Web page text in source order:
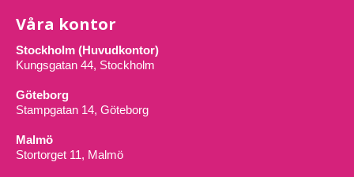
Våra kontor
Stockholm (Huvudkontor)
Kungsgatan 44, Stockholm
Göteborg
Stampgatan 14, Göteborg
Malmö
Stortorget 11, Malmö